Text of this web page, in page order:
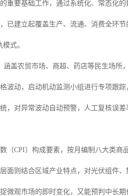
重要基础工作，通过系统化、常态化
已建立起覆盖生产、流通、消费全环
式。
盖农贸市场、商超、药店等民生场所
波动，启动机动监测小组进行专项跟踪
，对异常波动自动预警，人工复核误
（CPI）构成要素，按月编制八大类
面则结合区域产业特点，对光伏组件
微观市场的即时变化，又能预判中长期